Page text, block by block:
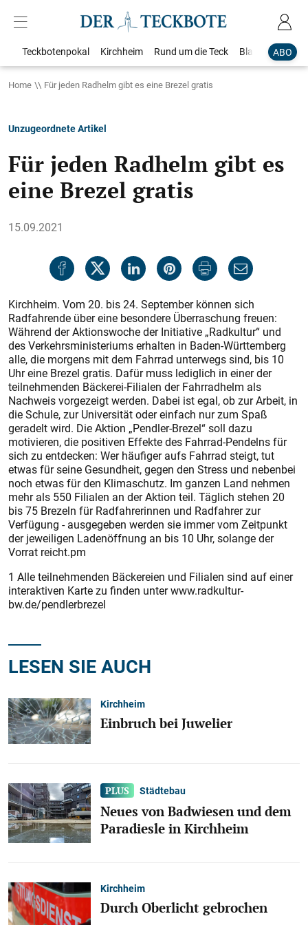
ABO
Teckbotenpokal Kirchheim Rund um die Teck Blaulicht
Home Für jeden Radhelm gibt es eine Brezel gratis
Unzugeordnete Artikel
Für jeden Radhelm gibt es
eine Brezel gratis
15.09.2021
Kirchheim. Vom 20. bis 24. September können sich
Radfahrende über eine besondere Überraschung freuen:
Während der Aktionswoche der Initiative „Radkultur“ und
des Verkehrsministeriums erhalten in Baden-Württemberg
alle, die morgens mit dem Fahrrad unterwegs sind, bis 10
Uhr eine Brezel gratis. Dafür muss lediglich in einer der
teilnehmenden Bäckerei-Filialen der Fahrradhelm als
Nachweis vorgezeigt werden. Dabei ist egal, ob zur Arbeit, in
die Schule, zur Universität oder einfach nur zum Spaß
geradelt wird. Die Aktion „Pendler-Brezel“ soll dazu
motivieren, die positiven Effekte des Fahrrad-Pendelns für
sich zu entdecken: Wer häufiger aufs Fahrrad steigt, tut
etwas für seine Gesundheit, gegen den Stress und nebenbei
noch etwas für den Klimaschutz. Im ganzen Land nehmen
mehr als 550 Filialen an der Aktion teil. Täglich stehen 20
bis 75 Brezeln für Radfahrerinnen und Radfahrer zur
Verfügung - ausgegeben werden sie immer vom Zeitpunkt
der jeweiligen Ladenöffnung an bis 10 Uhr, solange der
Vorrat reicht.pm
1 Alle teilnehmenden Bäckereien und Filialen sind auf einer
interaktiven Karte zu finden unter www.radkultur-
bw.de/pendlerbrezel
LESEN SIE AUCH
Kirchheim
Einbruch bei Juwelier
Städtebau
Neues von Badwiesen und dem
Paradiesle in Kirchheim
Kirchheim
Durch Oberlicht gebrochen